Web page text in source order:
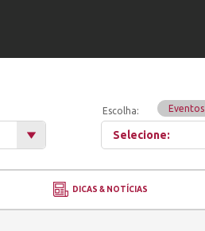
Escolha: Eventos
Selecione:
DICAS & NOTÍCIAS